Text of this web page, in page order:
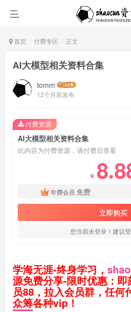
首页 付费专区 正文
AI大模型相关资料合集
tomm
12个月前发布
AI大模型相关资料合集
此内容为付费资源，请付费后查看
￥
年费会员 免费
立即购买
您当前未登录！建议
付费资源
学海无涯-终身学习，
源免费分享-限时优惠：
员88，拉入会员群，任何
众筹各种vip！